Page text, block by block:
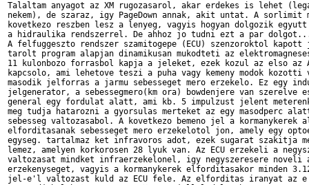
Talaltam anyagot az XM rugozasarol, akar erdekes is lehet
nekem), de szaraz, igy PageDown annak, akit untat. A sorlimit
kovetkezo reszben lesz a lenyeg, vagyis hogyan dolgozik egyutt
a hidraulika rendszerrel. De ahhoz jo tudni ezt a par
A felfuggeszto rendszer szamitogepe (ECU) szenzoroktol
tarolt program alapjan dinamikusan mukodteti az
11 kulonbozo forrasbol kapja a jeleket, ezek kozul az elso az
kapcsolo, ami lehetove teszi a puha vagy kemeny modok
masodik jelforras a jarmu sebesseget mero erzekelo. Ez egy
jelgenerator, a sebessegmero(km ora) bowdenjere van szerelve
general egy fordulat alatt, ami kb. 5 impulzust jelent
meg tudja hatarozni a gyorsulas merteket az egy masodperc
sebesseg valtozasabol. A kovetkezo bemeno jel a kormanykerek
elforditasanak sebesseget mero erzekelotol jon, amely egy
egyseg. tartalmaz ket infravoros adot, ezek sugarat szakitja
lemez, amelyen korkorosen 28 lyuk van. Az ECU erzekeli a
valtozasat mindket infraerzekelonel, igy negyszeresere noveli
erzekenyseget, vagyis a kormanykerek elforditasakor minden
jel-e'l valtozast kuld az ECU fele. Az elforditas iranyat az